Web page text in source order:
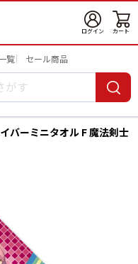
ログイン カート
覧 セール商品
バーミニタオル F 魔法剣士